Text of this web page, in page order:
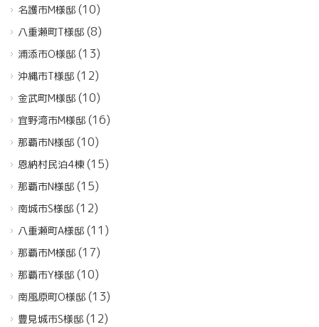
名護市M様邸 (10)
八重瀬町T様邸 (8)
浦添市O様邸 (13)
沖縄市T様邸 (12)
金武町M様邸 (10)
宜野湾市M様邸 (16)
那覇市N様邸 (10)
恩納村民泊4棟(15)
那覇市N様邸 (15)
南城市S様邸 (12)
八重瀬町A様邸 (11)
那覇市M様邸 (17)
那覇市Y様邸 (10)
南風原町O様邸 (13)
豊見城市S様邸 (12)